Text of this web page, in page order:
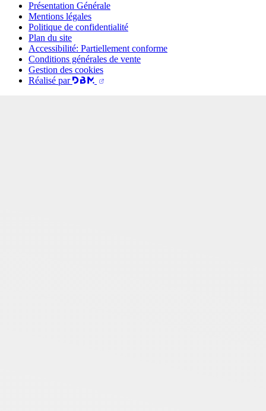
Présentation Générale
Mentions légales
Politique de confidentialité
Plan du site
Accessibilité: Partiellement conforme
Conditions générales de vente
Gestion des cookies
Réalisé par